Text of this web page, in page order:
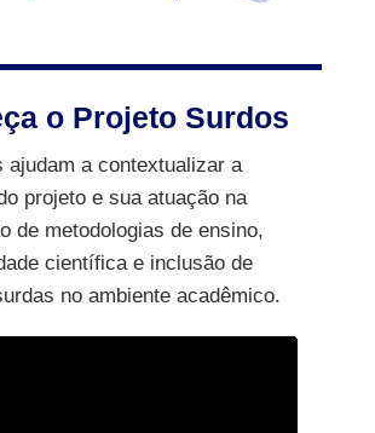
o Projeto Surdos
ajudam a contextualizar a
projeto e sua atuação na
de metodologias de ensino,
científica e inclusão de
no ambiente acadêmico.